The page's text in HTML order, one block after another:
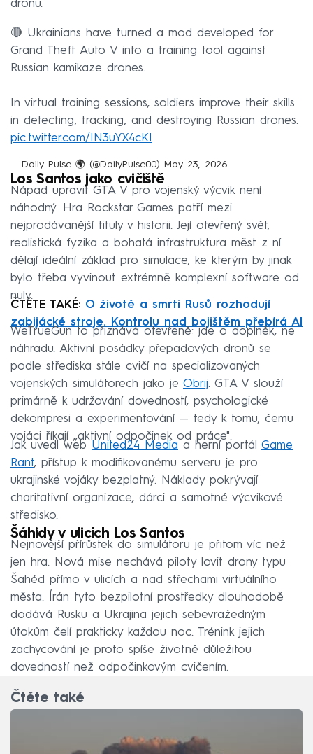
dronu.
🔴 Ukrainians have turned a mod developed for
Grand Theft Auto V into a training tool against
Russian kamikaze drones.
In virtual training sessions, soldiers improve their skills
in detecting, tracking, and destroying Russian drones.
pic.twitter.com/IN3uYX4cKI
— Daily Pulse 🌍 (@DailyPulse00) May 23, 2026
Los Santos jako cvičiště
Nápad upravit GTA V pro vojenský výcvik není
náhodný. Hra Rockstar Games patří mezi
nejprodávanější tituly v historii. Její otevřený svět,
realistická fyzika a bohatá infrastruktura měst z ní
dělají ideální základ pro simulace, ke kterým by jinak
bylo třeba vyvinout extrémně komplexní software od
nuly.
ČTĚTE TAKÉ: O životě a smrti Rusů rozhodují
zabijácké stroje. Kontrolu nad bojištěm přebírá AI
WeTrueGun to přiznává otevřeně: jde o doplněk, ne
náhradu. Aktivní posádky přepadových dronů se
podle střediska stále cvičí na specializovaných
vojenských simulátorech jako je Obrij. GTA V slouží
primárně k udržování dovedností, psychologické
dekompresi a experimentování — tedy k tomu, čemu
vojáci říkají „aktivní odpočinek od práce".
Jak uvedl web United24 Media a herní portál Game
Rant, přístup k modifikovanému serveru je pro
ukrajinské vojáky bezplatný. Náklady pokrývají
charitativní organizace, dárci a samotné výcvikové
středisko.
Šáhidy v ulicích Los Santos
Nejnovější přírůstek do simulátoru je přitom víc než
jen hra. Nová mise nechává piloty lovit drony typu
Šahéd přímo v ulicích a nad střechami virtuálního
města. Írán tyto bezpilotní prostředky dlouhodobě
dodává Rusku a Ukrajina jejich sebevražedným
útokům čelí prakticky každou noc. Trénink jejich
zachycování je proto spíše životně důležitou
dovedností než odpočinkovým cvičením.
Čtěte také